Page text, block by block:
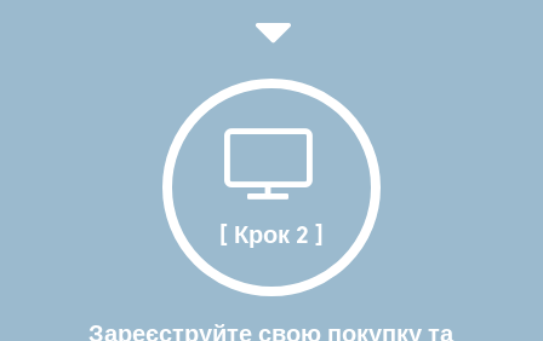
[ Крок 2 ]
Зареєструйте свою покупку та